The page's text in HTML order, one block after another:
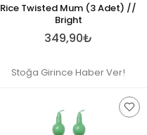
Rice Twisted Mum (3 Adet) //
Bright
349,90₺
Stoğa Girince Haber Ver!